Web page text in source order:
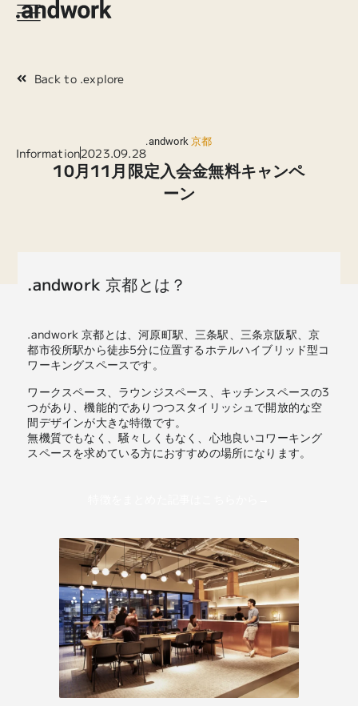
Back to .explore
.andwork 京都
Information2023.09.28
10月11月限定入会金無料キャンペ
ーン
.andwork 京都とは？
.andwork 京都とは、河原町駅、三条駅、三条京阪駅、京
都市役所駅から徒歩5分に位置するホテルハイブリッド型コ
ワーキングスペースです。
ワークスペース、ラウンジスペース、キッチンスペースの3
つがあり、機能的でありつつスタイリッシュで開放的な空
間デザインが大きな特徴です。
無機質でもなく、騒々しくもなく、心地良いコワーキング
スペースを求めている方におすすめの場所になります。